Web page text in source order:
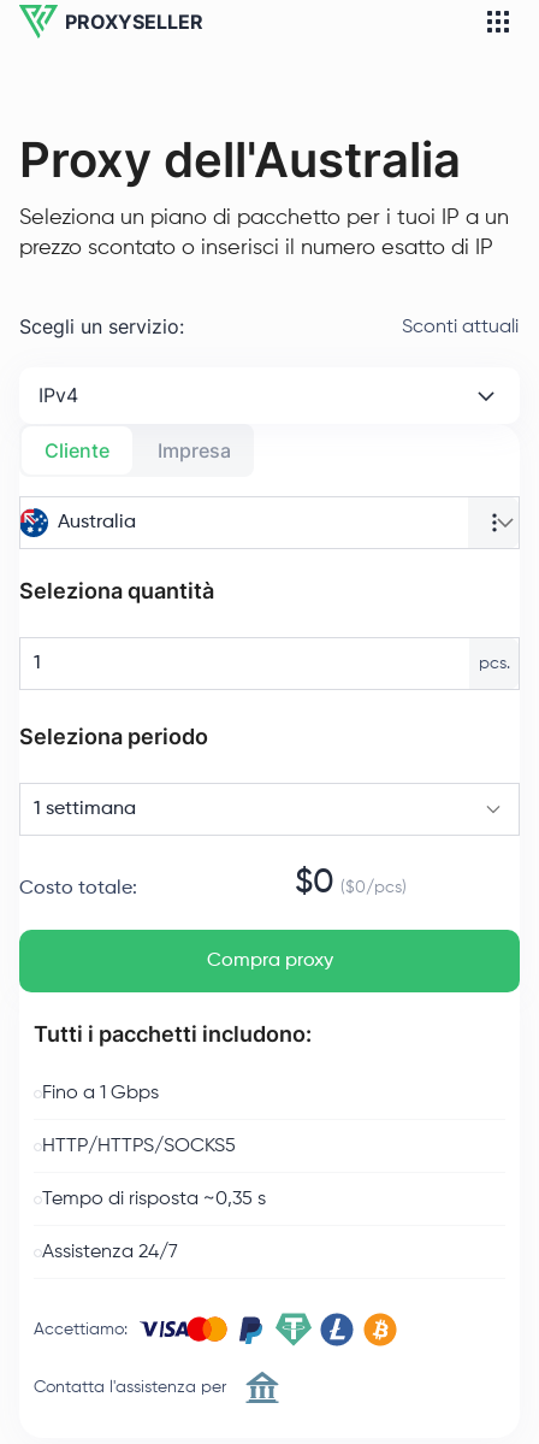
PROXYSELLER
Proxy dell'Australia
Seleziona un piano di pacchetto per i tuoi IP a un
prezzo scontato o inserisci il numero esatto di IP
Scegli un servizio: Sconti attuali
IPv4
Cliente Impresa
Australia
Seleziona quantità
pcs.
Seleziona periodo
1 settimana
Costo totale: $0 ($0/pcs)
Compra proxy
Tutti i pacchetti includono:
Fino a 1 Gbps
HTTP/HTTPS/SOCKS5
Tempo di risposta ~0,35 s
Assistenza 24/7
Accettiamo:
Contatta l'assistenza per